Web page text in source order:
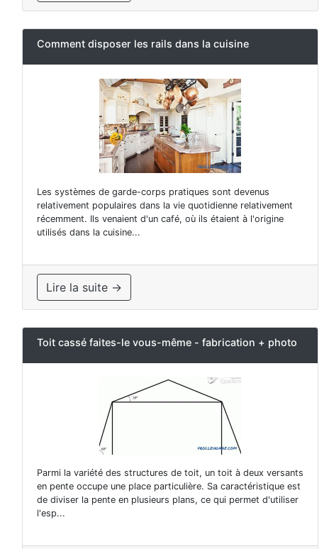
Comment disposer les rails dans la cuisine
Les systèmes de garde-corps pratiques sont devenus
relativement populaires dans la vie quotidienne relativement
récemment. Ils venaient d'un café, où ils étaient à l'origine
utilisés dans la cuisine...
Lire la suite →
Toit cassé faites-le vous-même - fabrication + photo
Parmi la variété des structures de toit, un toit à deux versants
en pente occupe une place particulière. Sa caractéristique est
de diviser la pente en plusieurs plans, ce qui permet d'utiliser
l'esp...